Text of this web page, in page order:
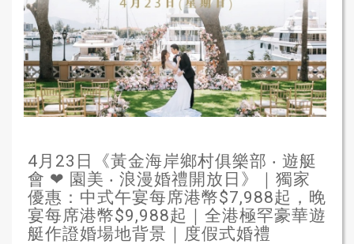
4月23日《黃金海岸鄉村俱樂部 ‧ 遊艇
會 ❤ 園美 ‧ 浪漫婚禮開放日》｜獨家
優惠：中式午宴每席港幣$7,988起，晚
宴每席港幣$9,988起｜全港極罕豪華遊
艇作證婚場地背景｜度假式婚禮